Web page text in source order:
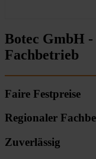
Botec GmbH
Fachbetrieb
Faire Festpreise
Regionaler
Zuverlässig